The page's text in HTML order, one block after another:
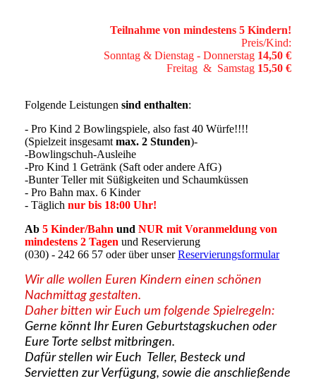
Teilnahme von mindestens 5 Kindern!
Preis/Kind:
Sonntag & Dienstag - Donnerstag 14,50 €
Freitag & Samstag 15,50 €
Folgende Leistungen sind enthalten:
- Pro Kind 2 Bowlingspiele, also fast 40 Würfe!!!!
(Spielzeit insgesamt max. 2 Stunden)-
-Bowlingschuh-Ausleihe
-Pro Kind 1 Getränk (Saft oder andere AfG)
-Bunter Teller mit Süßigkeiten und Schaumküssen
- Pro Bahn max. 6 Kinder
- Täglich nur bis 18:00 Uhr!
Ab 5 Kinder/Bahn und NUR mit Voranmeldung von
mindestens 2 Tagen und Reservierung
(030) - 242 66 57 oder über unserReservierungsformular
Wir alle wollen Euren Kindern einen schönen
Nachmittag gestalten.
Daher bitten wir Euch um folgende Spielregeln:
Gerne könnt Ihr Euren Geburtstagskuchen oder
Eure Torte selbst mitbringen.
Dafür stellen wir Euch Teller, Besteck und
Servietten zur Verfügung, sowie die anschließende